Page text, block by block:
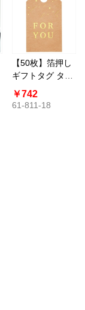
【50枚】箔押し
ギフトタグ タグ
型
￥742
61-811-18